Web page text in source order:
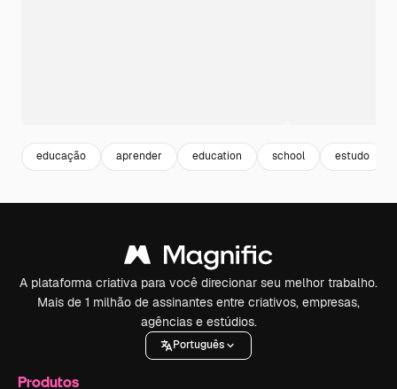
educação aprender education school estudo
A plataforma criativa para você direcionar seu melhor trabalho.
Mais de 1 milhão de assinantes entre criativos, empresas,
agências e estúdios.
Português
Produtos